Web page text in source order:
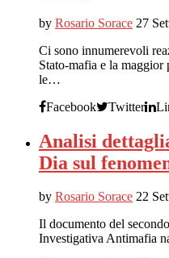
by Rosario Sorace 27
Ci sono innumerevoli
Stato-mafia e la maggior
le…
Facebook
Twitter
Analisi
Dia sul
by Rosario Sorace 22
Il documento del
Investigativa Antimafia